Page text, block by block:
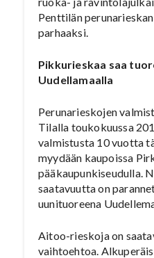
Penttilän
parhaaksi.
Pikkurieskaa saa
Uudellamaalla
Perunarieskojen
Tilalla toukokuussa
valmistusta 10 vuotta
myydään kaupoissa
pääkaupunkiseudulla.
saatavuutta on
uunituoreena
Aitoo-rieskoja on
vaihtoehtoa.